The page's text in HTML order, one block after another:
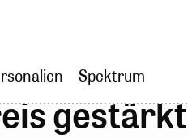
Spektrum
gestärkt